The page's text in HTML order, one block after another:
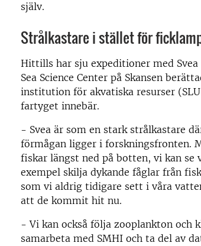
själv.
Strålkastare i stället för
Hittills har sju expeditioner med
Sea Science Center på Skansen
institution för akvatiska resurser
fartyget innebär.
- Svea är som en stark strålkastare
förmågan ligger i forskningsfronten.
fiskar längst ned på botten, vi kan se
exempel skilja dykande fåglar från
som vi aldrig tidigare sett i våra
att de kommit hit nu.
- Vi kan också följa zooplankton
samarbeta med SMHI och ta del av